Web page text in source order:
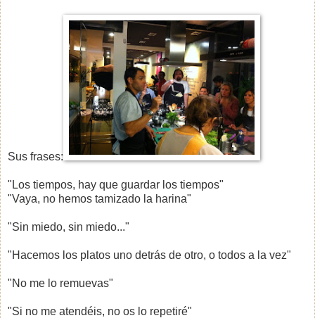
Sus frases:
"Los tiempos, hay que guardar los tiempos"
"Vaya, no hemos tamizado la harina"
"Sin miedo, sin miedo..."
"Hacemos los platos uno detrás de otro, o todos a la vez"
"No me lo remuevas"
"Si no me atendéis, no os lo repetiré"